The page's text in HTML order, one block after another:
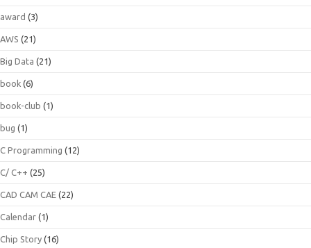
award (3)
AWS (21)
Big Data (21)
book (6)
book-club (1)
bug (1)
C Programming (12)
C/ C++ (25)
CAD CAM CAE (22)
Calendar (1)
Chip Story (16)